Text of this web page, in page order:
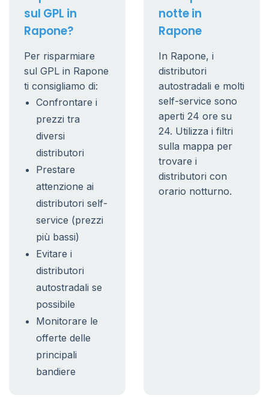
sul GPL in
Rapone?
Per risparmiare
sul GPL in Rapone
ti consigliamo di:
Confrontare i
prezzi tra
diversi
distributori
Prestare
attenzione ai
distributori self-
service (prezzi
più bassi)
Evitare i
distributori
autostradali se
possibile
Monitorare le
offerte delle
principali
bandiere
notte in
Rapone
In Rapone, i
distributori
autostradali e molti
self-service sono
aperti 24 ore su
24. Utilizza i filtri
sulla mappa per
trovare i
distributori con
orario notturno.